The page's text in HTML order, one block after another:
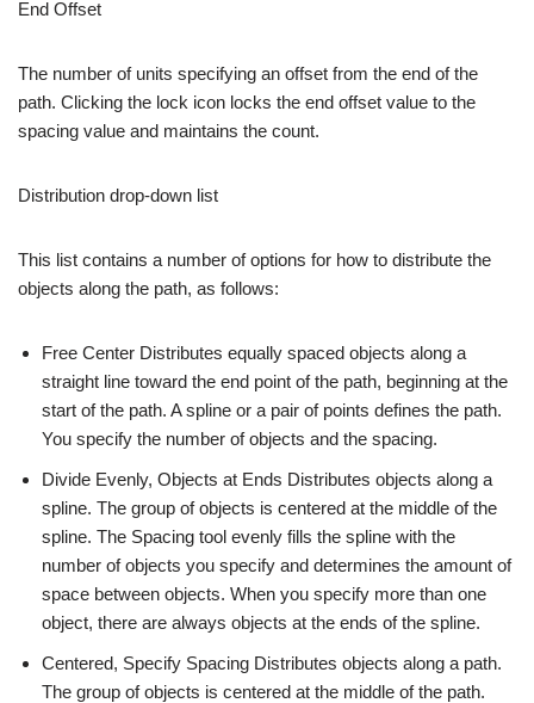
End Offset
The number of units specifying an offset from the end of the
path. Clicking the lock icon locks the end offset value to the
spacing value and maintains the count.
Distribution drop-down list
This list contains a number of options for how to distribute the
objects along the path, as follows:
Free Center Distributes equally spaced objects along a
straight line toward the end point of the path, beginning at the
start of the path. A spline or a pair of points defines the path.
You specify the number of objects and the spacing.
Divide Evenly, Objects at Ends Distributes objects along a
spline. The group of objects is centered at the middle of the
spline. The Spacing tool evenly fills the spline with the
number of objects you specify and determines the amount of
space between objects. When you specify more than one
object, there are always objects at the ends of the spline.
Centered, Specify Spacing Distributes objects along a path.
The group of objects is centered at the middle of the path.